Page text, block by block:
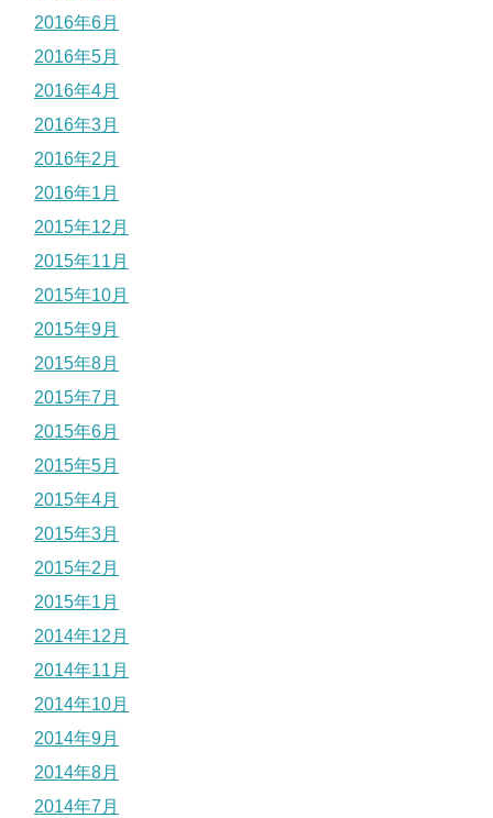
2016年6月
2016年5月
2016年4月
2016年3月
2016年2月
2016年1月
2015年12月
2015年11月
2015年10月
2015年9月
2015年8月
2015年7月
2015年6月
2015年5月
2015年4月
2015年3月
2015年2月
2015年1月
2014年12月
2014年11月
2014年10月
2014年9月
2014年8月
2014年7月